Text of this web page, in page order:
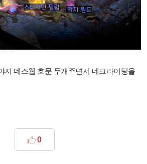
지 데스웹 호문 두개주면서 네크라이팅을
0